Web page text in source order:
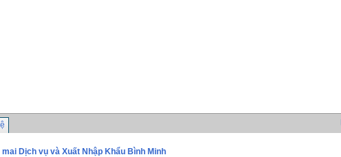
Dịch vụ và Xuất Nhập Khẩu Bình Minh